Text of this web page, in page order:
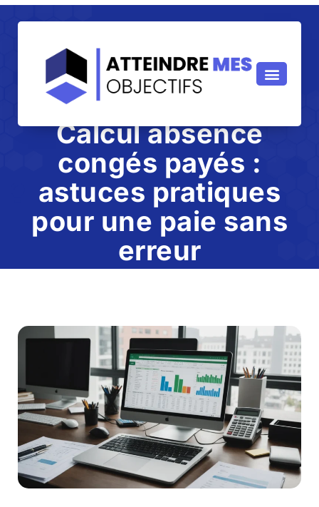
Calcul absence
congés payés :
astuces pratiques
pour une paie sans
erreur